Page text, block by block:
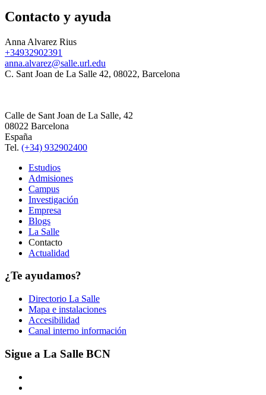
Contacto y ayuda
Anna Alvarez Rius
+34932902391
anna.alvarez@salle.url.edu
C. Sant Joan de La Salle 42, 08022, Barcelona
Calle de Sant Joan de La Salle, 42
08022 Barcelona
España
Tel. (+34) 932902400
Estudios
Admisiones
Campus
Investigación
Empresa
Blogs
La Salle
Contacto
Actualidad
¿Te ayudamos?
Directorio La Salle
Mapa e instalaciones
Accesibilidad
Canal interno información
Sigue a La Salle BCN